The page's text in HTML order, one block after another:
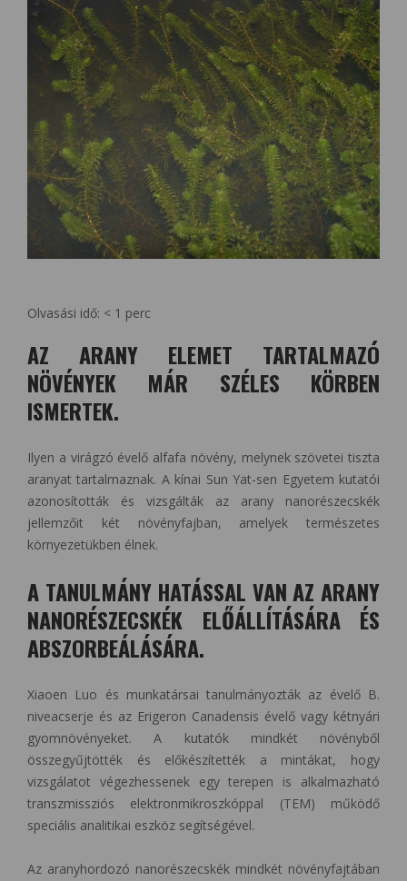
Olvasási idő: < 1 perc
AZ ARANY ELEMET TARTALMAZÓ
NÖVÉNYEK MÁR SZÉLES KÖRBEN
ISMERTEK.
Ilyen a virágzó évelő alfafa növény, melynek szövetei tiszta
aranyat tartalmaznak. A kínai Sun Yat-sen Egyetem kutatói
azonosították és vizsgálták az arany nanorészecskék
jellemzőit két növényfajban, amelyek természetes
környezetükben élnek.
A TANULMÁNY HATÁSSAL VAN AZ ARANY
NANORÉSZECSKÉK ELŐÁLLÍTÁSÁRA ÉS
ABSZORBEÁLÁSÁRA.
Xiaoen Luo és munkatársai tanulmányozták az évelő B.
niveacserje és az Erigeron Canadensis évelő vagy kétnyári
gyomnövényeket. A kutatók mindkét növényből
összegyűjtötték és előkészítették a mintákat, hogy
vizsgálatot végezhessenek egy terepen is alkalmazható
transzmissziós elektronmikroszkóppal (TEM) működő
speciális analitikai eszköz segítségével.
Az aranyhordozó nanorészecskék mindkét növényfajtában